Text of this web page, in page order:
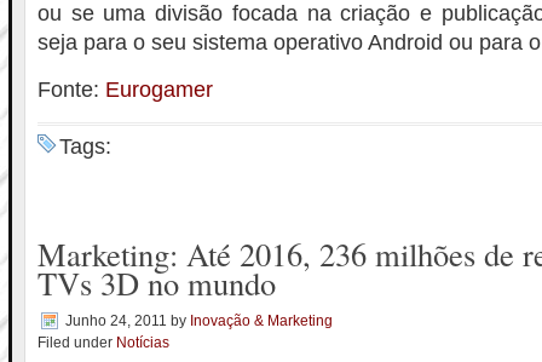
ou se uma divisão focada na criação e
seja para o seu sistema operativo Android ou para
Fonte: Eurogamer
Tags:
Marketing: Até 2016, 236 milhões de
TVs 3D no mundo
Junho 24, 2011 by Inovação & Marketing
Filed under Notícias